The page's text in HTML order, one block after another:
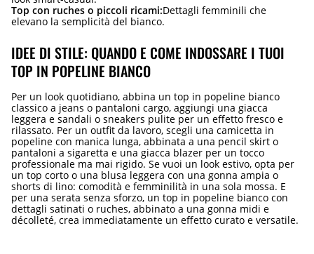
Top con ruches o piccoli ricami:Dettagli femminili che
elevano la semplicità del bianco.
IDEE DI STILE: QUANDO E COME INDOSSARE I TUOI
TOP IN POPELINE BIANCO
Per un look quotidiano, abbina un top in popeline bianco
classico a jeans o pantaloni cargo, aggiungi una giacca
leggera e sandali o sneakers pulite per un effetto fresco e
rilassato. Per un outfit da lavoro, scegli una camicetta in
popeline con manica lunga, abbinata a una pencil skirt o
pantaloni a sigaretta e una giacca blazer per un tocco
professionale ma mai rigido. Se vuoi un look estivo, opta per
un top corto o una blusa leggera con una gonna ampia o
shorts di lino: comodità e femminilità in una sola mossa. E
per una serata senza sforzo, un top in popeline bianco con
dettagli satinati o ruches, abbinato a una gonna midi e
décolleté, crea immediatamente un effetto curato e versatile.